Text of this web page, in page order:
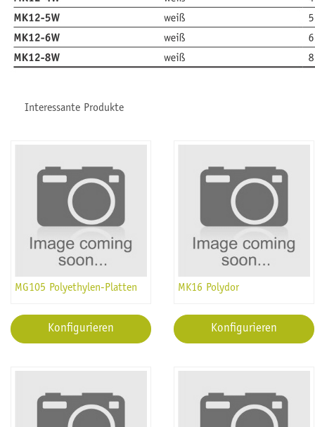
Interessante Produkte
MG105 Polyethylen-Platten
Konfigurieren
MK16 Polydor
Konfigurieren